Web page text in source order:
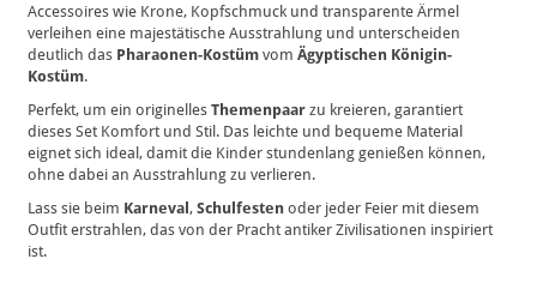
Accessoires wie Krone, Kopfschmuck und transparente Ärmel
verleihen eine majestätische Ausstrahlung und unterscheiden
deutlich das Pharaonen-Kostüm vomÄgyptischen Königin-
Kostüm.
Perfekt, um ein originellesThemenpaar zu kreieren, garantiert
dieses Set Komfort und Stil. Das leichte und bequeme Material
eignet sich ideal, damit die Kinder stundenlang genießen können,
ohne dabei an Ausstrahlung zu verlieren.
Lass sie beim Karneval,Schulfesten oder jeder Feier mit diesem
Outfit erstrahlen, das von der Pracht antiker Zivilisationen inspiriert
ist.